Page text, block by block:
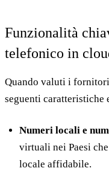
Funzionalità
telefonico in
Quando valuti i
seguenti caratteristiche
Numeri locali e
virtuali nei Paesi
locale affidabile.